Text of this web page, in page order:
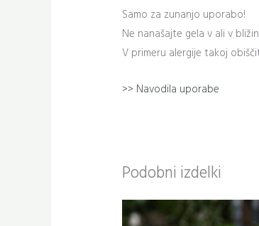
Samo za zunanjo uporabo!
Ne nanašajte gela v ali v
V primeru alergije takoj
>> Navodila uporabe
Podobni izdelki